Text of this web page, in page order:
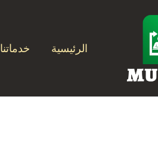
الرئيسية خدماتنا